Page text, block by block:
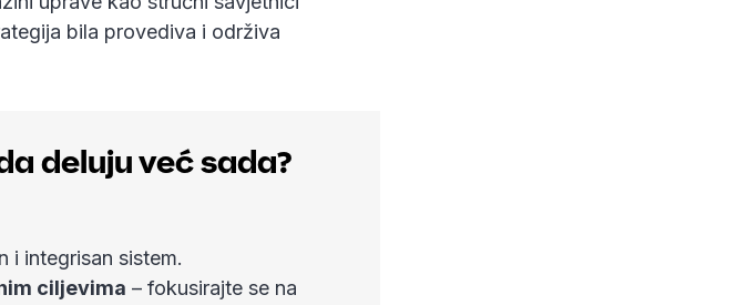
bila provediva i održiva
deluju već sada?
i integrisan sistem.
ciljevima – fokusirajte se na